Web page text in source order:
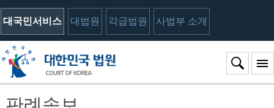
대국민서비스 대법원 각급법원 사법부 소개